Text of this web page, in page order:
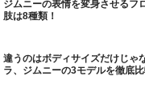
ジムニーの表情を変身させるフ
肢は8種類！
違うのはボディサイズだけじゃ
ラ、ジムニーの3モデルを徹底